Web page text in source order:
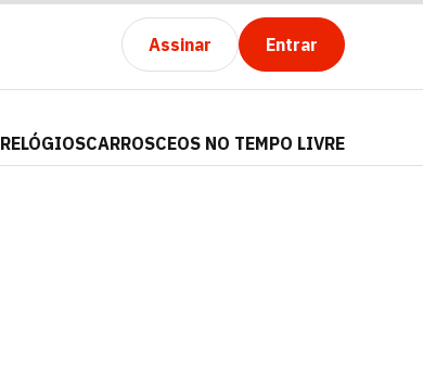
Assinar Entrar
RELÓGIOSCARROSCEOS NO TEMPO LIVRE